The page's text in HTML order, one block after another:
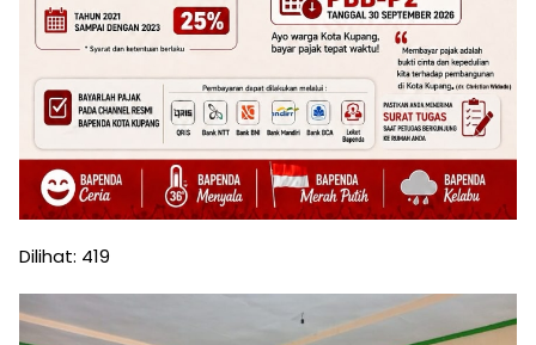
Dilihat: 419